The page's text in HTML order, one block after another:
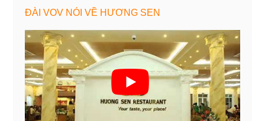
ĐÀI VOV NÓI VỀ HƯƠNG SEN